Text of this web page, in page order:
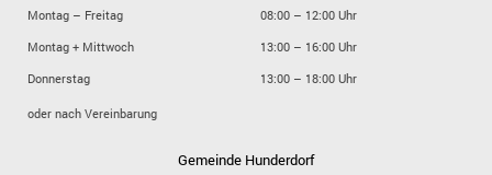
Montag – Freitag
08:00 – 12:00 Uhr
Montag + Mittwoch
13:00 – 16:00 Uhr
Donnerstag
13:00 – 18:00 Uhr
oder nach Vereinbarung
Gemeinde Hunderdorf